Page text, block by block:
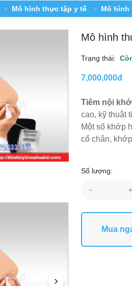
» Mô hình thực tập y tế » Mô
Mô hình
Trạng thái:
7,000,000đ
Tiêm nội
cao, kỹ thuật
Một số khớp
cổ chân,
Số lượng:
Mua